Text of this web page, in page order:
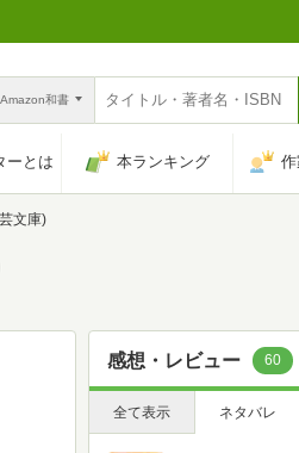
Amazon和書
ーとは 本ランキング
文庫)
感想・レビュー 60
全て表示 ネタバレ